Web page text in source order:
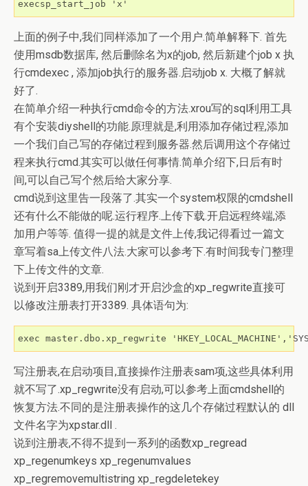
execsp_start_job 'x'
上面的例子中,我们同样添加了一个用户.简单解释下. 首先
使用msdb数据库, 然后删除名为x的job, 然后新建个job x 执
行cmdexec , 添加job执行的服务器.启动job x. 大概了解就
好了.
在简单介绍一种执行cmd命令的方法.xrou写的sql利用工具
有个安装diyshell的功能.原理就是,利用添加存储过程,添加
一个我们自己写的存储过程到服务器.然后调用这个存储过
程来执行cmd.其实可以做任何事情.简单介绍下,日后有时
间,可以自己写个然后给大家分享.
cmd说到这里告一段落了.其实一个system权限的cmdshell
还有什么不能做的呢.运行程序.上传下载.开启远程终端,添
加用户等等. 值得一提的就是文件上传,我记得看过一篇文
章写着sa上传文件八法.大家可以参考下.有时间我专门整理
下上传文件的文章.
说到开启3389,用我们刚才开启沙盒的xp_regwrite直接可
以修改注册表打开3389. 具体语句为:
exec master.dbo.xp_regwrite
写注册表,在启动项目,直接操作注册表sam项,这些具体利用
就不写了.xp_regwrite没有启动,可以参考上面cmdshell的
恢复方法.不同的是注册表操作的这几个存储过程默认的 dll
文件名字为xpstar.dll .
说到注册表,不得不提到一系列的函数xp_regread
xp_regenumkeys xp_regenumvalues
xp_regremovemultistring xp_regdeletekey